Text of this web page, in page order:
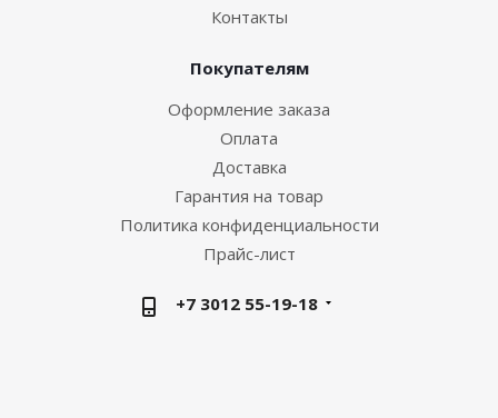
Контакты
Покупателям
Оформление заказа
Оплата
Доставка
Гарантия на товар
Политика конфиденциальности
Прайс-лист
+7 3012 55-19-18